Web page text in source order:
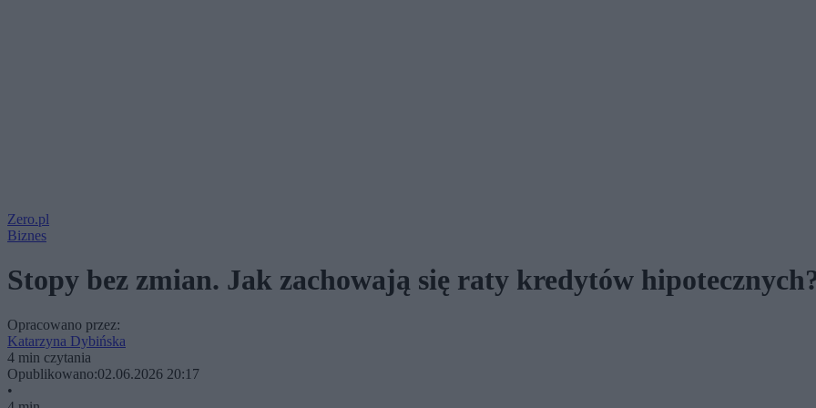
Zero.pl
Biznes
Stopy bez zmian. Jak zachowają się raty kredytów
Opracowano przez:
Katarzyna Dybińska
4 min czytania
Opublikowano:02.06.2026 20:17
•